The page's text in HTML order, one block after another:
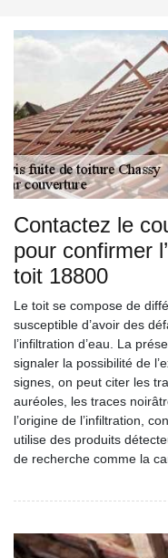
Contactez le
pour confirmer
toit 18800
Le toit se compose de
susceptible d’avoir des
l’infiltration d’eau. La
signaler la possibilité de
signes, on peut citer les
auréoles, les traces
l’origine de l’infiltration,
utilise des produits
de recherche comme la